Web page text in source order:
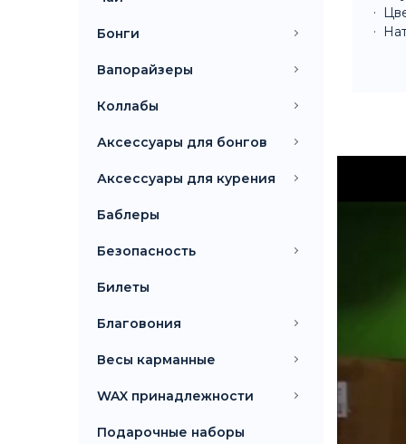
Бонги
Вапорайзеры
Коллабы
Аксессуары для бонгов
Аксессуары для курения
Баблеры
Безопасность
Билеты
Благовония
Весы карманные
WAX принадлежности
Подарочные наборы